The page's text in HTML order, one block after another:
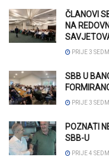
ČLANOVI
NA
PRIJE 3
SBB U
PRIJE 3
POZNATI
SBB-U
PRIJE 4